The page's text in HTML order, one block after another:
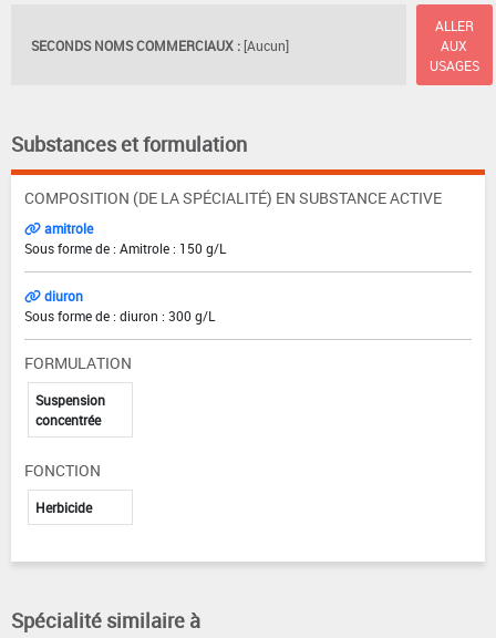
SECONDS NOMS COMMERCIAUX : [Aucun]
ALLER
AUX
USAGES
Substances et formulation
COMPOSITION (DE LA SPÉCIALITÉ) EN SUBSTANCE ACTIVE
amitrole
Sous forme de : Amitrole : 150 g/L
diuron
Sous forme de : diuron : 300 g/L
FORMULATION
Suspension
concentrée
FONCTION
Herbicide
Spécialité similaire à